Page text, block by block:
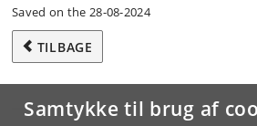
Samtykke til brug af
Saved on the 28-08-2024
TILBAGE